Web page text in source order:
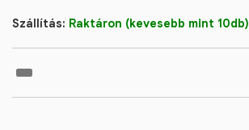
Szállítás: Raktáron (kevesebb mint 10db)